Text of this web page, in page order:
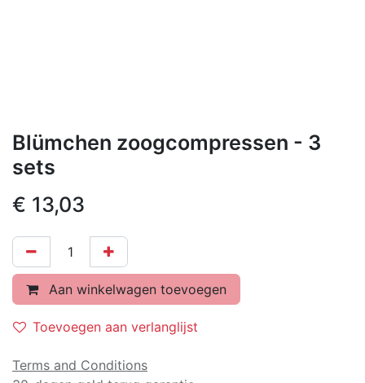
Blümchen zoogcompressen - 3
sets
€ 13,03
Aan winkelwagen toevoegen
Toevoegen aan verlanglijst
Terms and Conditions